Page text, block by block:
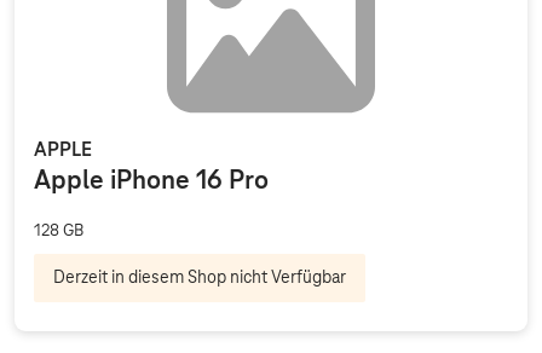
APPLE
Apple iPhone 16 Pro
128 GB
Derzeit in diesem Shop nicht Verfügbar